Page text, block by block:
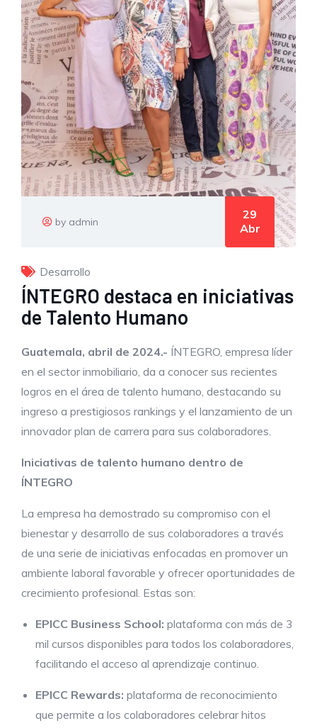
by admin
29
Abr
Desarrollo
ÍNTEGRO destaca en iniciativas
de Talento Humano
Guatemala, abril de 2024.- ÍNTEGRO, empresa líder
en el sector inmobiliario, da a conocer sus recientes
logros en el área de talento humano, destacando su
ingreso a prestigiosos rankings y el lanzamiento de un
innovador plan de carrera para sus colaboradores.
Iniciativas de talento humano dentro de
ÍNTEGRO
La empresa ha demostrado su compromiso con el
bienestar y desarrollo de sus colaboradores a través
de una serie de iniciativas enfocadas en promover un
ambiente laboral favorable y ofrecer oportunidades de
crecimiento profesional. Estas son:
EPICC Business School: plataforma con más de 3
mil cursos disponibles para todos los colaboradores,
facilitando el acceso al aprendizaje continuo.
EPICC Rewards: plataforma de reconocimiento
que permite a los colaboradores celebrar hitos